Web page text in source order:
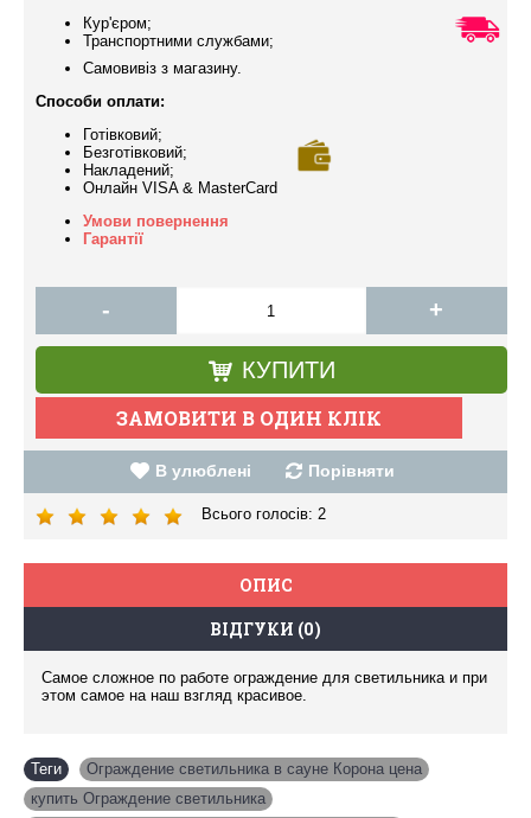
Кур'єром;
Транспортними службами;
Самовивіз з магазину.
Способи оплати:
Готівковий;
Безготівковий;
Накладений;
Онлайн VISA & MasterCard
Умови повернення
Гарантії
- +
КУПИТИ
В улюблені Порівняти
Всього голосів: 2
ОПИС
ВІДГУКИ (0)
Самое сложное по работе ограждение для светильника и при
этом самое на наш взгляд красивое.
Теги Ограждение светильника в сауне Корона цена
купить Ограждение светильника